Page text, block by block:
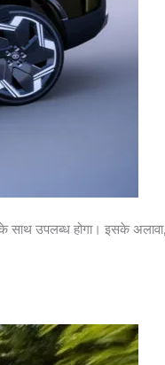
उपलब्ध होगा। इसके अलावा,